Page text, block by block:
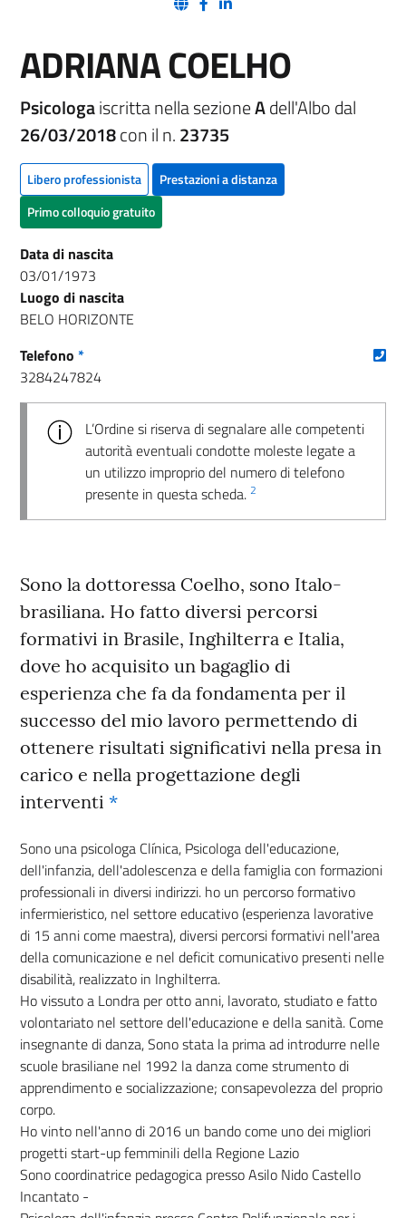
ADRIANA COELHO
Psicologaiscritta nella sezioneAdell'Albo dal
26/03/2018con il n.23735
Libero professionista
Prestazioni a distanza
Primo colloquio gratuito
Data di nascita
03/01/1973
Luogo di nascita
BELO HORIZONTE
Telefono *
3284247824
L’Ordine si riserva di segnalare alle competenti
autorità eventuali condotte moleste legate a
un utilizzo improprio del numero di telefono
presente in questa scheda. 2
Sono la dottoressa Coelho, sono Italo-
brasiliana. Ho fatto diversi percorsi
formativi in Brasile, Inghilterra e Italia,
dove ho acquisito un bagaglio di
esperienza che fa da fondamenta per il
successo del mio lavoro permettendo di
ottenere risultati significativi nella presa in
carico e nella progettazione degli
interventi *
Sono una psicologa Clínica, Psicologa dell'educazione,
dell'infanzia, dell'adolescenza e della famiglia con formazioni
professionali in diversi indirizzi. ho un percorso formativo
infermieristico, nel settore educativo (esperienza lavorative
di 15 anni come maestra), diversi percorsi formativi nell'area
della comunicazione e nel deficit comunicativo presenti nelle
disabilità, realizzato in Inghilterra.
Ho vissuto a Londra per otto anni, lavorato, studiato e fatto
volontariato nel settore dell'educazione e della sanità. Come
insegnante di danza, Sono stata la prima ad introdurre nelle
scuole brasiliane nel 1992 la danza come strumento di
apprendimento e socializzazione; consapevolezza del proprio
corpo.
Ho vinto nell'anno di 2016 un bando come uno dei migliori
progetti start-up femminili della Regione Lazio
Sono coordinatrice pedagogica presso Asilo Nido Castello
Incantato -